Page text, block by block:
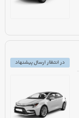
در انتظار ارسال پیشنهاد